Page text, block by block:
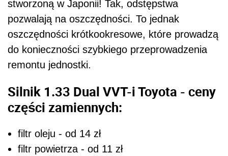
filtr powietrza - od 11 zł
filtr paliwa - od 64 zł
zestaw paska wielorowkowego - od 68 zł
sprzęgło komplet - od 376 zł
zawór EGR - od 737 zł
cewka zapłonowa - od 127 zł
sonda lambda - od 143 zł
Zobacz również:
Urodziny Toyoty Land Cruiser - kończy 65